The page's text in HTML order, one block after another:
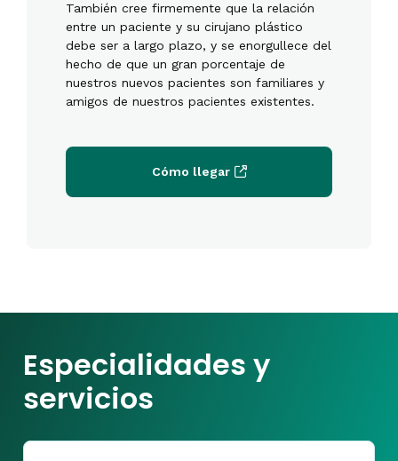
También cree firmemente que la relación
entre un paciente y su cirujano plástico
debe ser a largo plazo, y se enorgullece del
hecho de que un gran porcentaje de
nuestros nuevos pacientes son familiares y
amigos de nuestros pacientes existentes.
Cómo llegar
Especialidades y
servicios